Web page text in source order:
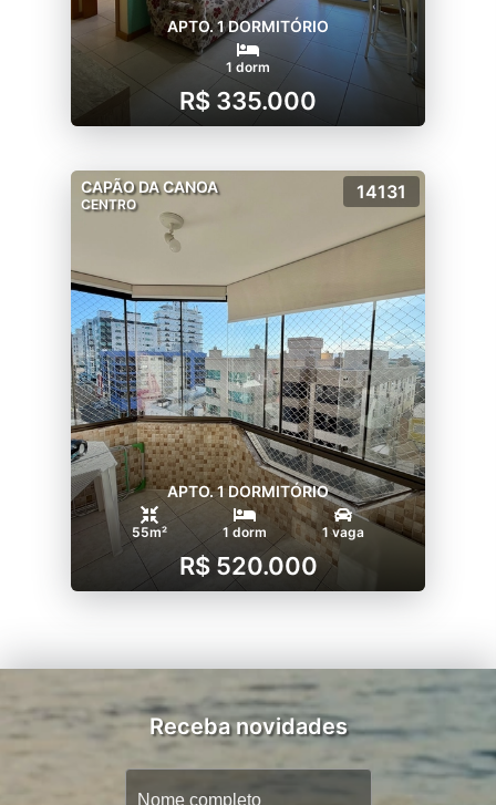
APTO. 1 DORMITÓRIO
1 dorm
R$ 335.000
CAPÃO DA CANOA
CENTRO
14131
APTO. 1 DORMITÓRIO
55m² 1 dorm 1 vaga
R$ 520.000
Receba novidades